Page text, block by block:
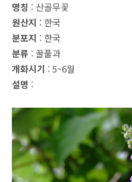
명칭 : 산골무꽃
원산지 : 한국
분포지 : 한국
분류 : 꿀풀과
개화시기 : 5~6월
설명 :